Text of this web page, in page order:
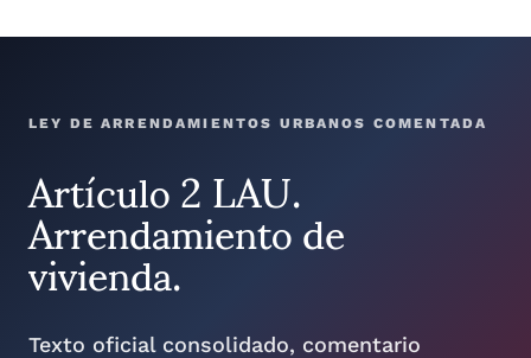
LEY DE ARRENDAMIENTOS URBANOS COMENTADA
Artículo 2 LAU.
Arrendamiento de
vivienda.
Texto oficial consolidado, comentario